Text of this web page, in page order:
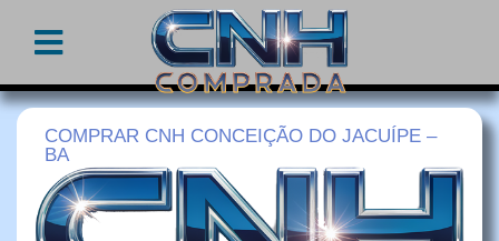
COMPRAR CNH CONCEIÇÃO DO JACUÍPE –
BA